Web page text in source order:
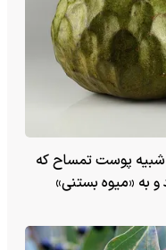
شبیه پوست تمساح که
به «میوه بستنی»